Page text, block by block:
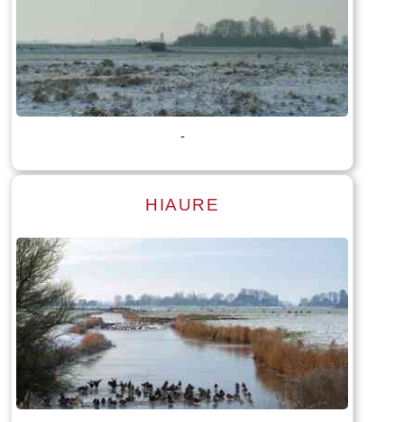
Lees meer
Tekst: © Foto: © Bauke Folkertsma
-
Lees meer
Tekst: © Foto: © Bauke Folkertsma
HIAURE